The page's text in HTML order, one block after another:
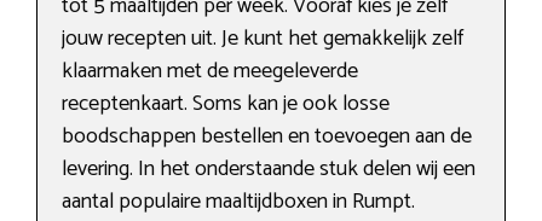
jouw recepten uit. Je kunt het gemakkelijk zelf
klaarmaken met de meegeleverde
receptenkaart. Soms kan je ook losse
boodschappen bestellen en toevoegen aan de
levering. In het onderstaande stuk delen wij een
aantal populaire maaltijdboxen in Rumpt.